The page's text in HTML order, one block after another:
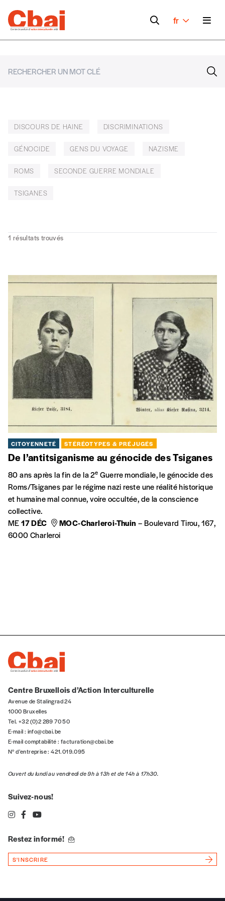
fr
DISCOURS DE HAINE DISCRIMINATIONS
GÉNOCIDE GENS DU VOYAGE NAZISME
ROMS SECONDE GUERRE MONDIALE
TSIGANES
1 résultats trouvés
CITOYENNETÉ STÉRÉOTYPES & PRÉJUGÉS
De l’antitsiganisme au génocide des Tsiganes
80 ans après la fin de la 2e Guerre mondiale, le génocide des
Roms/Tsiganes par le régime nazi reste une réalité historique
et humaine mal connue, voire occultée, de la conscience
collective.
ME17 DÉC MOC-Charleroi-Thuin – Boulevard Tirou, 167,
6000 Charleroi
Centre Bruxellois d’Action Interculturelle
Avenue de Stalingrad 24
1000 Bruxelles
Tel. +32 (0)2 289 70 50
E-mail : info@cbai.be
E-mail comptabilité : facturation@cbai.be
N° d’entreprise : 421.019.095
Ouvert du lundi au vendredi de 9h à 13h et de 14h à 17h30.
Suivez-nous!
Restez informé!
S'INSCRIRE